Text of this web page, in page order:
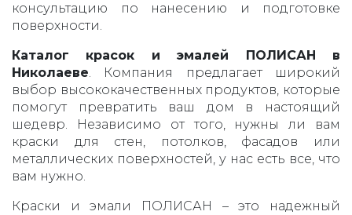
консультацию по нанесению и подготовке
поверхности.
Каталог красок и эмалей ПОЛИСАН в
Николаеве. Компания предлагает широкий
выбор высококачественных продуктов, которые
помогут превратить ваш дом в настоящий
шедевр. Независимо от того, нужны ли вам
краски для стен, потолков, фасадов или
металлических поверхностей, у нас есть все, что
вам нужно.
Краски и эмали ПОЛИСАН – это надежный